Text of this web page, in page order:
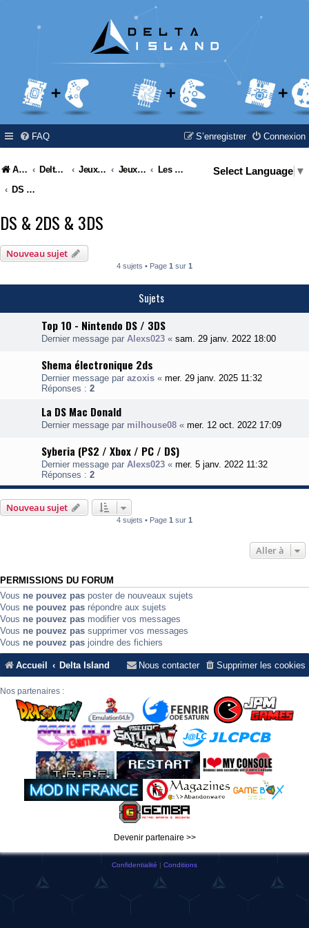
FAQ Connexion
S’enregistrer
Accueil Delta Island Jeux Video Jeux Vidéo & Retrogaming
Les consoles Nintendo
DS & 2DS & 3DS
Select Language ▼
DS & 2DS & 3DS
Nouveau sujet
4 sujets • Page 1 sur 1
Sujets
Top 10 - Nintendo DS / 3DS
Dernier message par Alexs023 « sam. 29 janv. 2022 18:00
Shema électronique 2ds
Dernier message par azoxis « mer. 29 janv. 2025 11:32
Réponses : 2
La DS Mac Donald
Dernier message par milhouse08 « mer. 12 oct. 2022 17:09
Syberia (PS2 / Xbox / PC / DS)
Dernier message par Alexs023 « mer. 5 janv. 2022 11:32
Réponses : 2
Nouveau sujet
4 sujets • Page 1 sur 1
Aller à
PERMISSIONS DU FORUM
Vous ne pouvez pas poster de nouveaux sujets
Vous ne pouvez pas répondre aux sujets
Vous ne pouvez pas modifier vos messages
Vous ne pouvez pas supprimer vos messages
Vous ne pouvez pas joindre des fichiers
Accueil Delta Island Supprimer les cookies
Nous contacter
Nos partenaires :
Devenir partenaire >>
Confidentialité | Conditions